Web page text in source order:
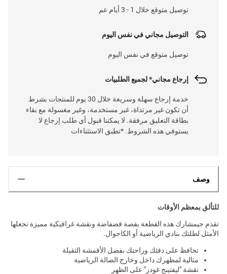
توصيل متوقع خلال 1 - 3 أيام عم
التوصيل مجاني في نفس اليوم
توصيل متوقع في نفس اليوم
إرجاع مجاني* لجميع الطلبيات
خدمة إرجاع سهلة وسريعة خلال 30 يوم للمنتجات بشرط
أن تكون غير مرتداة، غير مستخدمة، وغير مغسولة مع بقاء
بطاقة التعليق مرفقة. لا يمكننا قبول أي طلب إرجاع لا
يستوفي هذه الشروط. *تطبق الاستثناءات
وصف
للتألق بمعظم الأوقات
تقدم جيمشارك هذه القطعة بقصة فضفاضة ونقشة غرافيكية مميزة تجعلها
الأمثل لطلتك بنادي الرياضية أو الكاجوال.
تحافظ على دفئك وراحتك بفضل الأقمشة الثقيلة
مثالية لمظهرك داخل وخارج الصالة الرياضية
نقشة "ليفتينج غودز" على الظهر